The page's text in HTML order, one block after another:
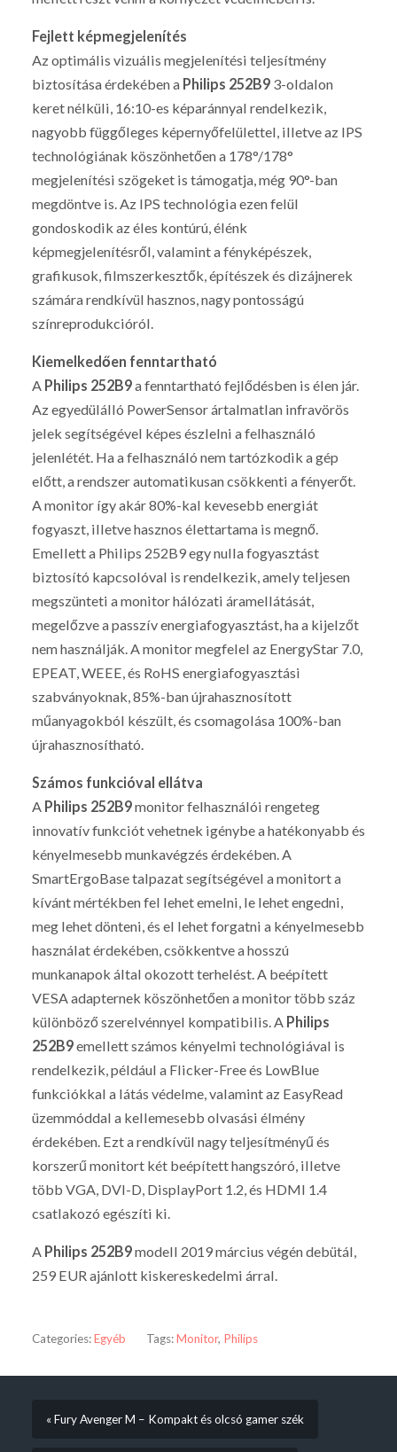
Fejlett képmegjelenítés
Az optimális vizuális megjelenítési teljesítmény
biztosítása érdekében a Philips 252B93-oldalon
keret nélküli, 16:10-es képaránnyal rendelkezik,
nagyobb függőleges képernyőfelülettel, illetve az IPS
technológiának köszönhetően a 178°/178°
megjelenítési szögeket is támogatja, még 90°-ban
megdöntve is. Az IPS technológia ezen felül
gondoskodik az éles kontúrú, élénk
képmegjelenítésről, valamint a fényképészek,
grafikusok, filmszerkesztők, építészek és dizájnerek
számára rendkívül hasznos, nagy pontosságú
színreprodukcióról.
Kiemelkedően fenntartható
A Philips 252B9a fenntartható fejlődésben is élen jár.
Az egyedülálló PowerSensor ártalmatlan infravörös
jelek segítségével képes észlelni a felhasználó
jelenlétét. Ha a felhasználó nem tartózkodik a gép
előtt, a rendszer automatikusan csökkenti a fényerőt.
A monitor így akár 80%-kal kevesebb energiát
fogyaszt, illetve hasznos élettartama is megnő.
Emellett a Philips 252B9 egy nulla fogyasztást
biztosító kapcsolóval is rendelkezik, amely teljesen
megszünteti a monitor hálózati áramellátását,
megelőzve a passzív energiafogyasztást, ha a kijelzőt
nem használják. A monitor megfelel az EnergyStar 7.0,
EPEAT, WEEE, és RoHS energiafogyasztási
szabványoknak, 85%-ban újrahasznosított
műanyagokból készült, és csomagolása 100%-ban
újrahasznosítható.
Számos funkcióval ellátva
A Philips 252B9monitor felhasználói rengeteg
innovatív funkciót vehetnek igénybe a hatékonyabb és
kényelmesebb munkavégzés érdekében. A
SmartErgoBase talpazat segítségével a monitort a
kívánt mértékben fel lehet emelni, le lehet engedni,
meg lehet dönteni, és el lehet forgatni a kényelmesebb
használat érdekében, csökkentve a hosszú
munkanapok által okozott terhelést. A beépített
VESA adapternek köszönhetően a monitor több száz
különböző szerelvénnyel kompatibilis. A Philips
252B9emellett számos kényelmi technológiával is
rendelkezik, például a Flicker-Free és LowBlue
funkciókkal a látás védelme, valamint az EasyRead
üzemmóddal a kellemesebb olvasási élmény
érdekében. Ezt a rendkívül nagy teljesítményű és
korszerű monitort két beépített hangszóró, illetve
több VGA, DVI-D, DisplayPort 1.2, és HDMI 1.4
csatlakozó egészíti ki.
A Philips 252B9modell 2019 március végén debütál,
259 EUR ajánlott kiskereskedelmi árral.
Categories:Egyéb Tags:Monitor, Philips
« Fury Avenger M – Kompakt és olcsó gamer szék